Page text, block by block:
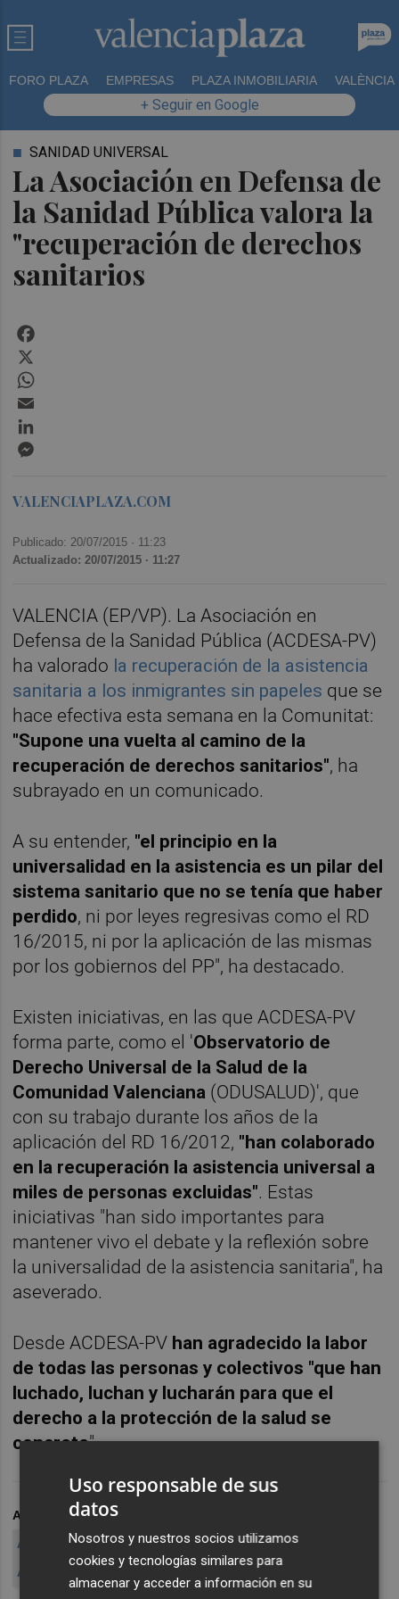
FORO PLAZA EMPRESAS PLAZA INMOBILIARIA VALÈNCIA
+ Seguir en Google
La Asociación en Defensa de
la Sanidad Pública valora la
"recuperación de derechos
sanitarios
SANIDAD UNIVERSAL
VALENCIAPLAZA.COM
Publicado: 20/07/2015 · 11:23
Actualizado: 20/07/2015 · 11:27
VALENCIA (EP/VP). La Asociación en
Defensa de la Sanidad Pública (ACDESA-PV)
ha valorado la recuperación de la asistencia
sanitaria a los inmigrantes sin papeles que se
hace efectiva esta semana en la Comunitat:
"Supone una vuelta al camino de la
recuperación de derechos sanitarios", ha
subrayado en un comunicado.
A su entender, "el principio en la
universalidad en la asistencia es un pilar del
sistema sanitario que no se tenía que haber
perdido, ni por leyes regresivas como el RD
16/2015, ni por la aplicación de las mismas
por los gobiernos del PP", ha destacado.
Existen iniciativas, en las que ACDESA-PV
forma parte, como el 'Observatorio de
Derecho Universal de la Salud de la
Comunidad Valenciana (ODUSALUD)', que
con su trabajo durante los años de la
aplicación del RD 16/2012, "han colaborado
en la recuperación la asistencia universal a
miles de personas excluidas". Estas
iniciativas "han sido importantes para
mantener vivo el debate y la reflexión sobre
la universalidad de la asistencia sanitaria", ha
aseverado.
Desde ACDESA-PV han agradecido la labor
de todas las personas y colectivos "que han
luchado, luchan y lucharán para que el
derecho a la protección de la salud se
concrete".
ARCHIVADO EN SANIDAD SIN PAPELES
ASISTENCIA SANITARIA SIN PAPELES
ASISTENCIA SANITARIA INMIGRANTES
Uso responsable de sus
datos
Nosotros y nuestros socios utilizamos
cookies y tecnologías similares para
almacenar y acceder a información en su